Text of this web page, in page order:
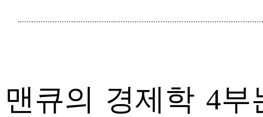
맨큐의 경제학 4